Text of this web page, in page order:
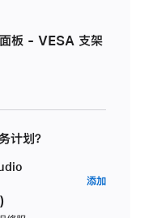
板 - VESA 支架
划？
添加